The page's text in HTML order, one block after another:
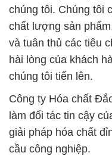
chúng tôi. Chúng tôi
chất lượng sản
và tuân thủ các tiêu
hài lòng của khách
chúng tôi tiến lên.
Công ty Hóa chất
làm đối tác tin cậy
giải pháp hóa chất
cầu công nghiệp.